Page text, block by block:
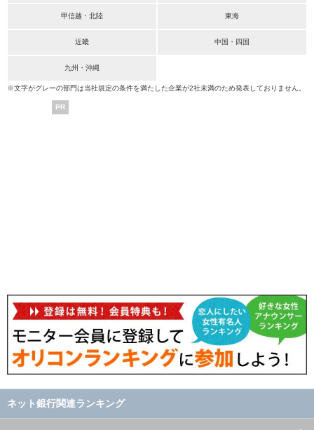
甲信越・北陸 東海
近畿 中国・四国
九州・沖縄
※文字がグレーの部門は当社規定の条件を満たした企業が2社未満のため発表しておりません。
PR
ネット銀行関連ランキング